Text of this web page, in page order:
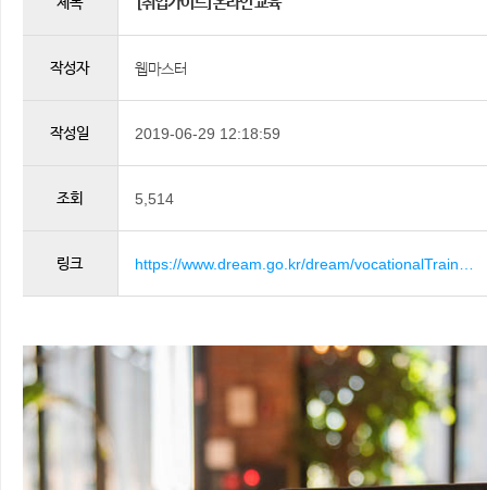
작성자 웹마스터
작성일 2019-06-29 12:18:59
조회 5,514
링크 https://www.dream.go.kr/dream/vocationalTrain…